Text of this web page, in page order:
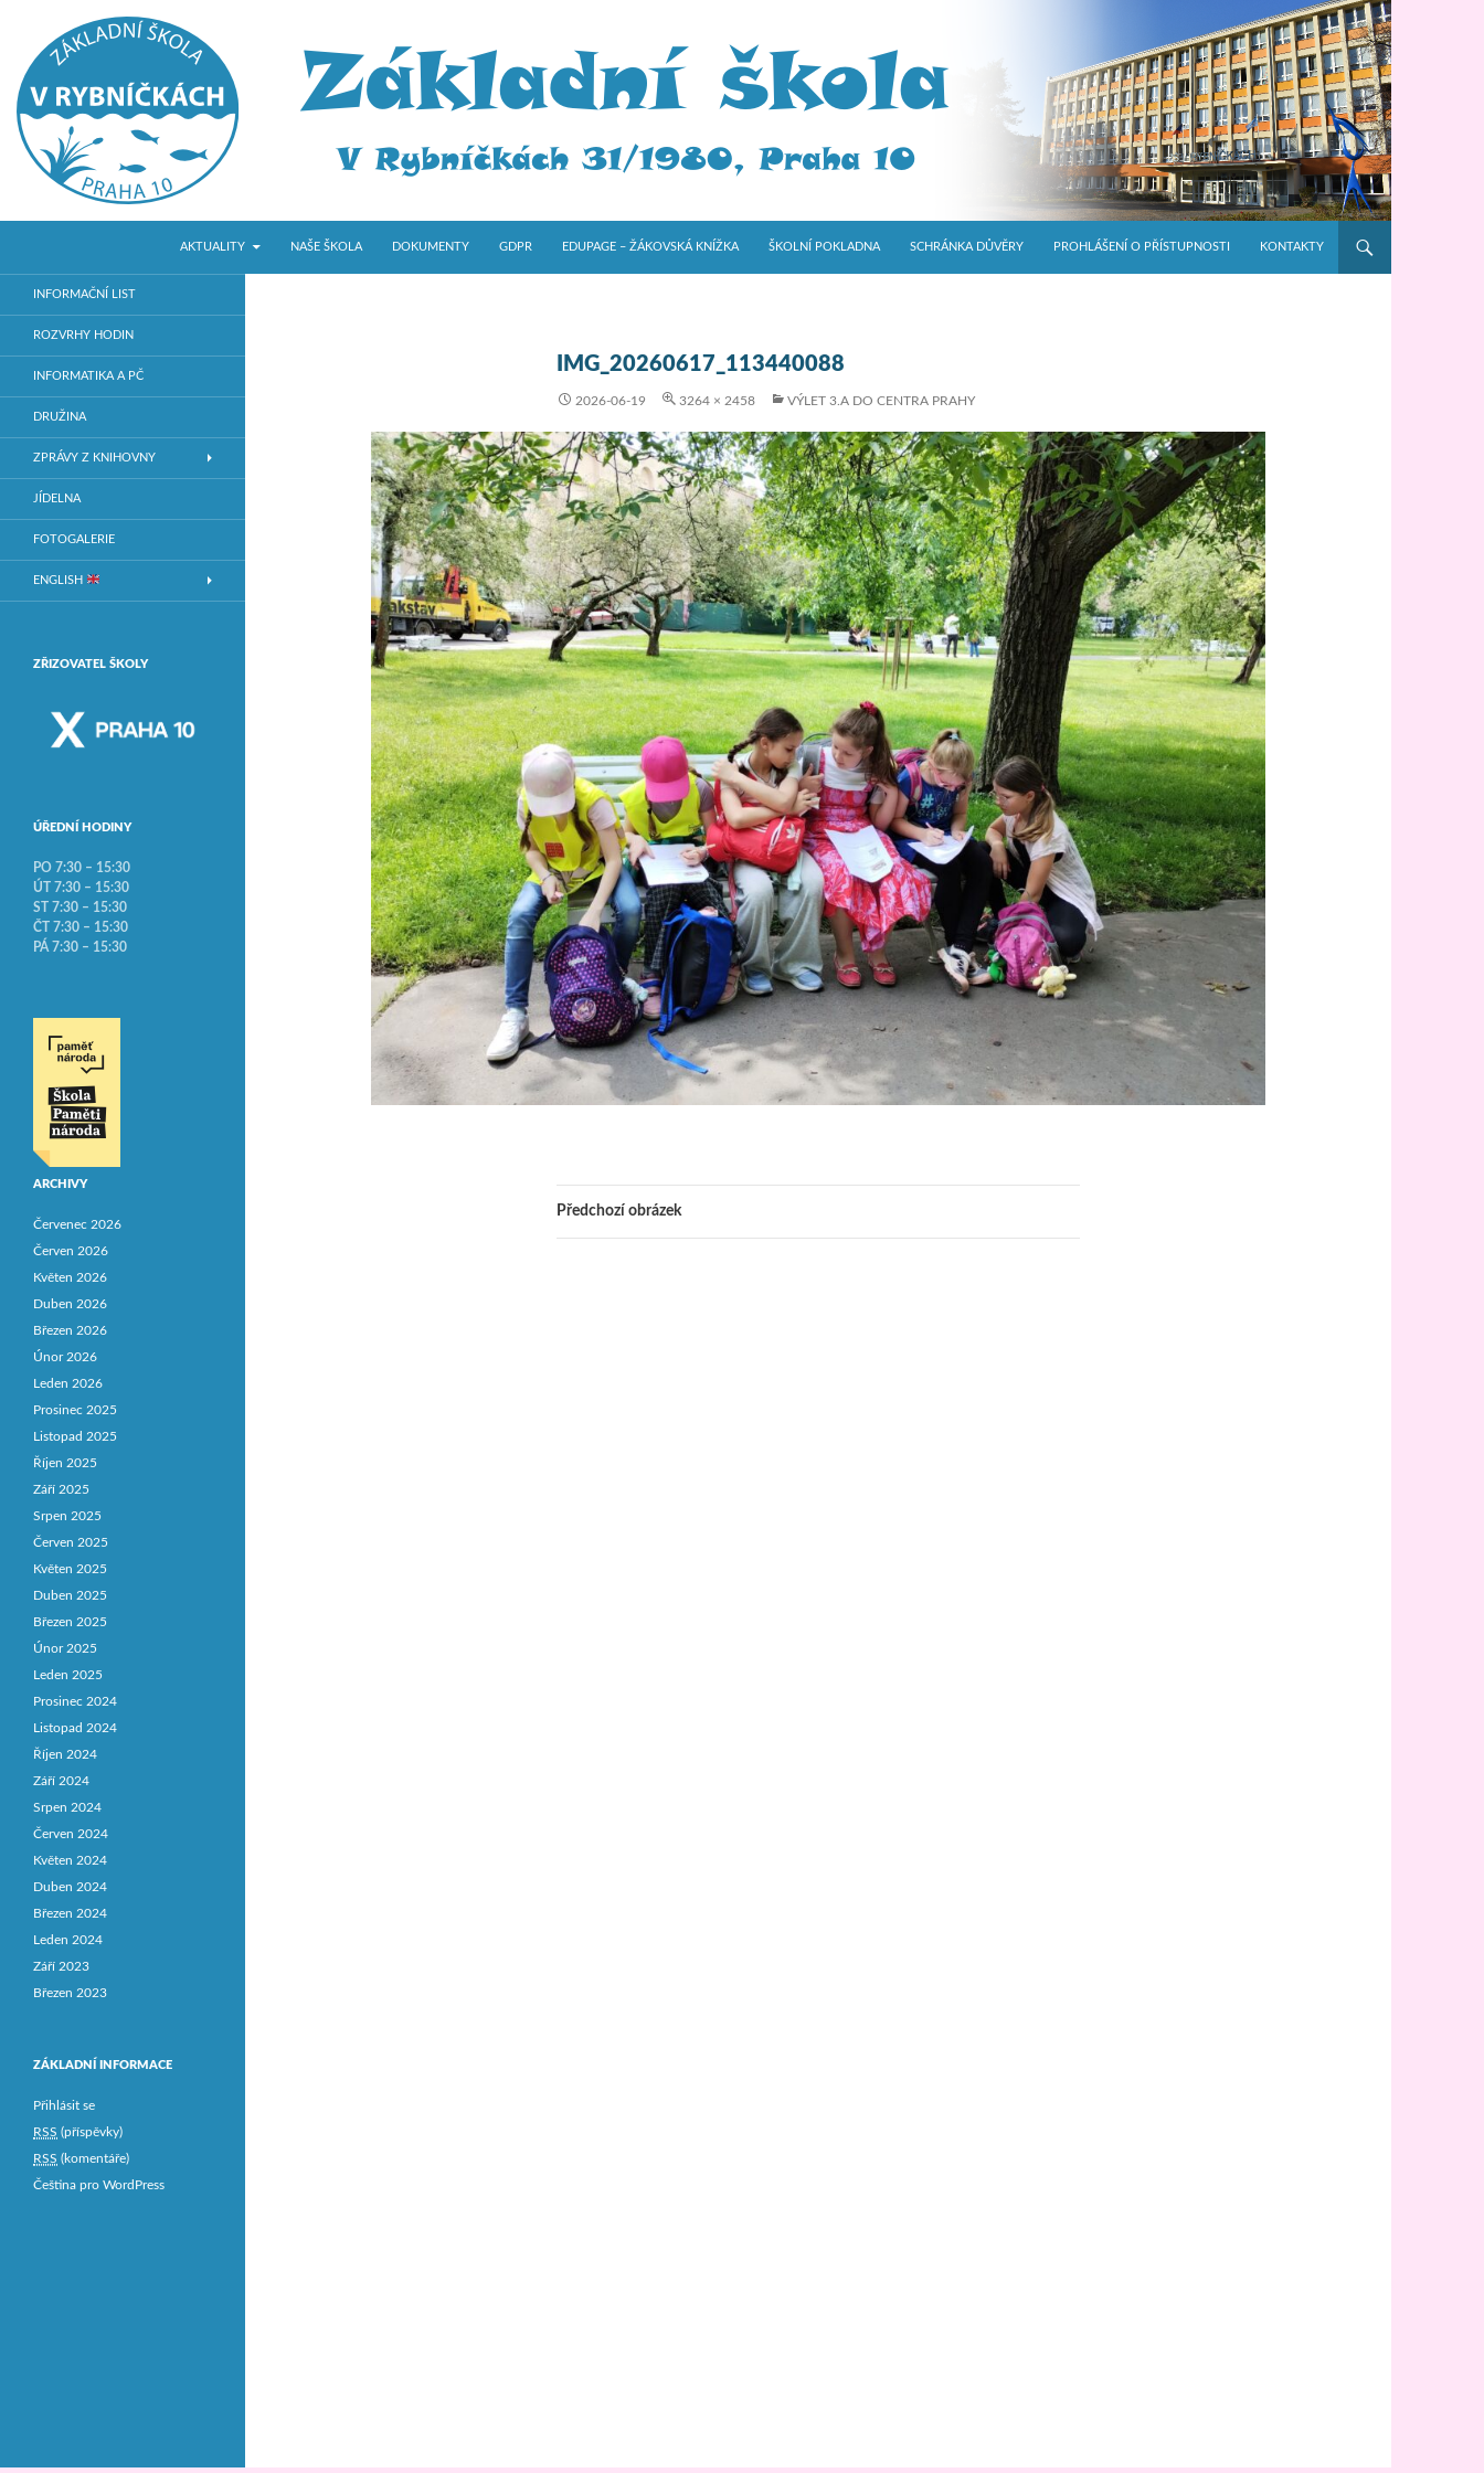
ZŠ V RybníčkáchAKTUALITY
NAŠE ŠKOLA DOKUMENTY GDPR EDUPAGE – ŽÁKOVSKÁ KNÍŽKA ŠKOLNÍ POKLADNA SCHRÁNKA DŮVĚRY PROHLÁŠENÍ O PŘÍSTUPNOSTI KONTAKTY
IMG_20260617_113440088
2026-06-19 3264 × 2458 VÝLET 3.A DO CENTRA PRAHY
Předchozí obrázek
Základní škola v Praze 10
INFORMAČNÍ LIST
ROZVRHY HODIN
INFORMATIKA A PČ
DRUŽINA
ZPRÁVY Z KNIHOVNY
JÍDELNA
FOTOGALERIE
ENGLISH
ZŘIZOVATEL ŠKOLY
ÚŘEDNÍ HODINY
PO 7:30 – 15:30
ÚT 7:30 – 15:30
ST 7:30 – 15:30
ČT 7:30 – 15:30
PÁ 7:30 – 15:30
ARCHIVY
Červenec 2026
Červen 2026
Květen 2026
Duben 2026
Březen 2026
Únor 2026
Leden 2026
Prosinec 2025
Listopad 2025
Říjen 2025
Září 2025
Srpen 2025
Červen 2025
Květen 2025
Duben 2025
Březen 2025
Únor 2025
Leden 2025
Prosinec 2024
Listopad 2024
Říjen 2024
Září 2024
Srpen 2024
Červen 2024
Květen 2024
Duben 2024
Březen 2024
Leden 2024
Září 2023
Březen 2023
ZÁKLADNÍ INFORMACE
Přihlásit se
RSS (příspěvky)
RSS (komentáře)
Čeština pro WordPress